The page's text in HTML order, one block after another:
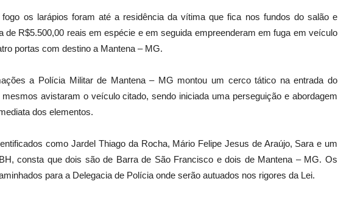
os larápios foram até a residência da vítima que fica nos fundos do salão e
de R$5.500,00 reais em espécie e em seguida empreenderam em fuga em veículo
portas com destino a Mantena – MG.
a Polícia Militar de Mantena – MG montou um cerco tático na entrada do
avistaram o veículo citado, sendo iniciada uma perseguição e abordagem
dos elementos.
como Jardel Thiago da Rocha, Mário Felipe Jesus de Araújo, Sara e um
consta que dois são de Barra de São Francisco e dois de Mantena – MG. Os
para a Delegacia de Polícia onde serão autuados nos rigores da Lei.